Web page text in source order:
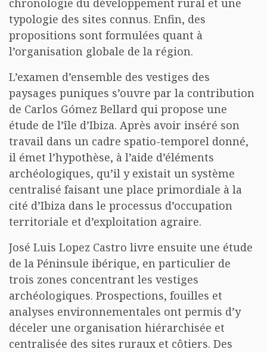
chronologie du développement rural et une
typologie des sites connus. Enfin, des
propositions sont formulées quant à
l’organisation globale de la région.
L’examen d’ensemble des vestiges des
paysages puniques s’ouvre par la contribution
de Carlos Gómez Bellard qui propose une
étude de l’île d’Ibiza. Après avoir inséré son
travail dans un cadre spatio-temporel donné,
il émet l’hypothèse, à l’aide d’éléments
archéologiques, qu’il y existait un système
centralisé faisant une place primordiale à la
cité d’Ibiza dans le processus d’occupation
territoriale et d’exploitation agraire.
José Luis Lopez Castro livre ensuite une étude
de la Péninsule ibérique, en particulier de
trois zones concentrant les vestiges
archéologiques. Prospections, fouilles et
analyses environnementales ont permis d’y
déceler une organisation hiérarchisée et
centralisée des sites ruraux et côtiers. Des